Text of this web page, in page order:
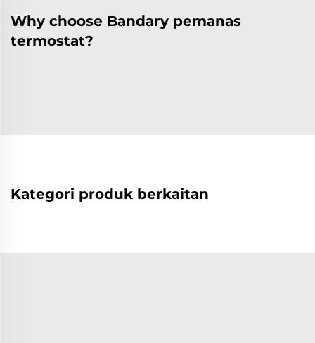
Why choose Bandary pemanas
termostat?
Kategori produk berkaitan